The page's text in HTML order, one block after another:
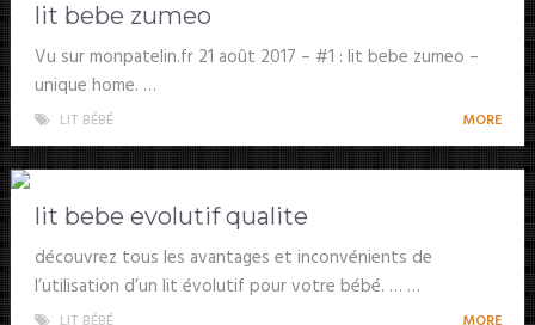
lit bebe zumeo
Vu sur monpatelin.fr 21 août 2017 – #1 : lit bebe zumeo –
unique home. …
LIT BÉBÉ MORE
lit bebe evolutif qualite
découvrez tous les avantages et inconvénients de
l’utilisation d’un lit évolutif pour votre bébé. … …